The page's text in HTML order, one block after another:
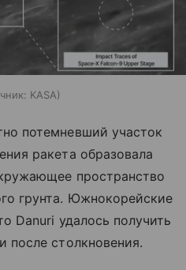
KASA
потемневший участок
ракета образовала
пространство
грунта. Южнокорейские
Danuri удалось получить
после столкновения.